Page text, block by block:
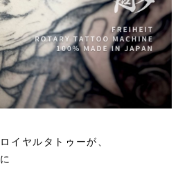
イヤルタトゥーが、